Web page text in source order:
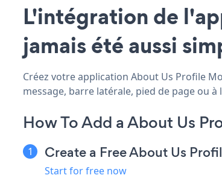
L'intégration de
jamais été aussi
Créez votre application About Us Profile
message, barre latérale, pied de page ou
How To Add a About Us
Create a Free About Us
Start for free now